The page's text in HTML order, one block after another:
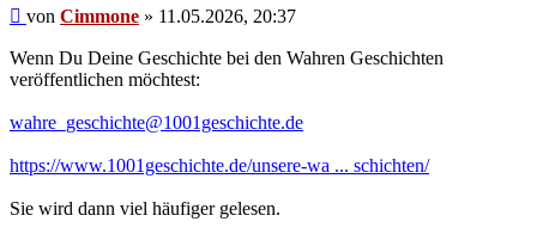
Beitrag
von Cimmone » 11.05.2026, 20:37
Wenn Du Deine Geschichte bei den Wahren Geschichten
veröffentlichen möchtest:
wahre_geschichte@1001geschichte.de
https://www.1001geschichte.de/unsere-wa ... schichten/
Sie wird dann viel häufiger gelesen.